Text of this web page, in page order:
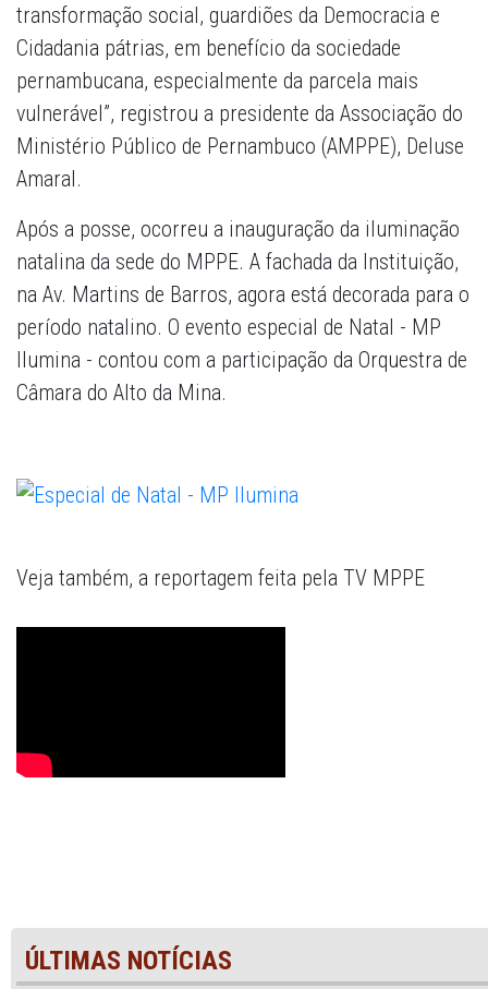
transformação social, guardiões da Democracia e
Cidadania pátrias, em benefício da sociedade
pernambucana, especialmente da parcela mais
vulnerável”, registrou a presidente da Associação do
Ministério Público de Pernambuco (AMPPE), Deluse
Amaral.
Após a posse, ocorreu a inauguração da iluminação
natalina da sede do MPPE. A fachada da Instituição,
na Av. Martins de Barros, agora está decorada para o
período natalino. O evento especial de Natal - MP
Ilumina - contou com a participação da Orquestra de
Câmara do Alto da Mina.
Veja também, a reportagem feita pela TV MPPE
ÚLTIMAS NOTÍCIAS